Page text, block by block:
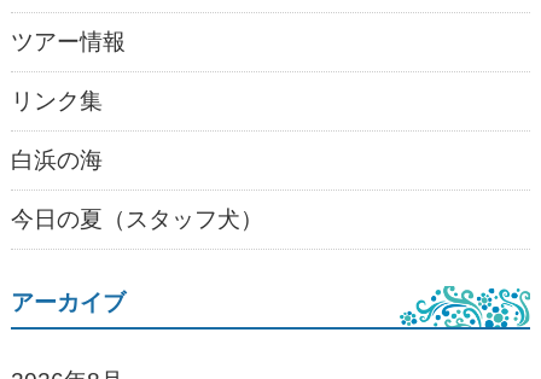
ツアー情報
リンク集
白浜の海
今日の夏（スタッフ犬）
アーカイブ